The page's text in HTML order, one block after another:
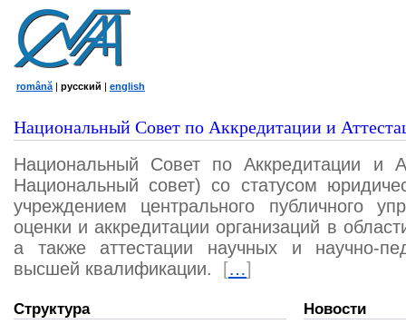
română | русский | english
Национальный Совет по Аккредитации и
Национальный Совет по Аккредитации и
Национальный совет) со статусом
учреждением центрального публичного
оценки и аккредитации организаций в
а также аттестации научных и научно-
высшей квалификации.
[…]
Структура Новости